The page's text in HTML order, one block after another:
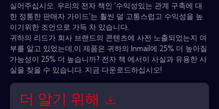
실어주십시오. 우리의 전자 책인 '수익성있는 관계 구축에 대
한 정통한 판매자 가이드'는 훨씬 덜 고통스럽고 수익성을 높
이기위한 조언으로 가득 차 있습니다.
귀하의 리드가 회사 브랜드의 콘텐츠에 사전 노출되었는지 여
부를 알고 있었는데,이 제품은 귀하의 Inmail에 25% 더 높아질
가능성이 25% 더 높습니까? 전자 책 에서이 사실과 유용한 사
실을 찾을 수 있습니다. 지금 다운로드하십시오!
더 알기 위해